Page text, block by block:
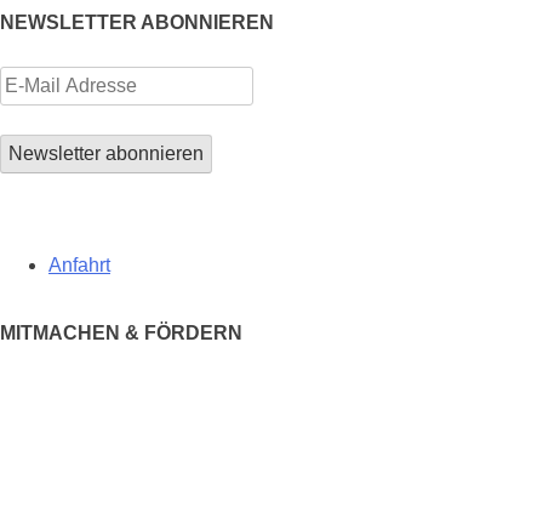
NEWSLETTER ABONNIEREN
Anfahrt
MITMACHEN & FÖRDERN